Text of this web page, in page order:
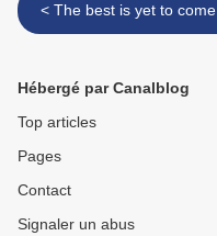
< The best is yet to come
Hébergé par Canalblog
Top articles
Pages
Contact
Signaler un abus